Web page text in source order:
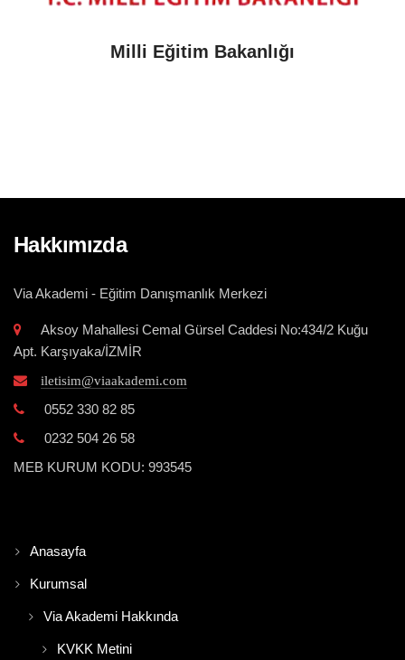
Milli Eğitim Bakanlığı
Hakkımızda
Via Akademi - Eğitim Danışmanlık Merkezi
Aksoy Mahallesi Cemal Gürsel Caddesi No:434/2 Kuğu
Apt. Karşıyaka/İZMİR
iletisim@viaakademi.com
0552 330 82 85
0232 504 26 58
MEB KURUM KODU: 993545
Anasayfa
Kurumsal
Via Akademi Hakkında
KVKK Metini